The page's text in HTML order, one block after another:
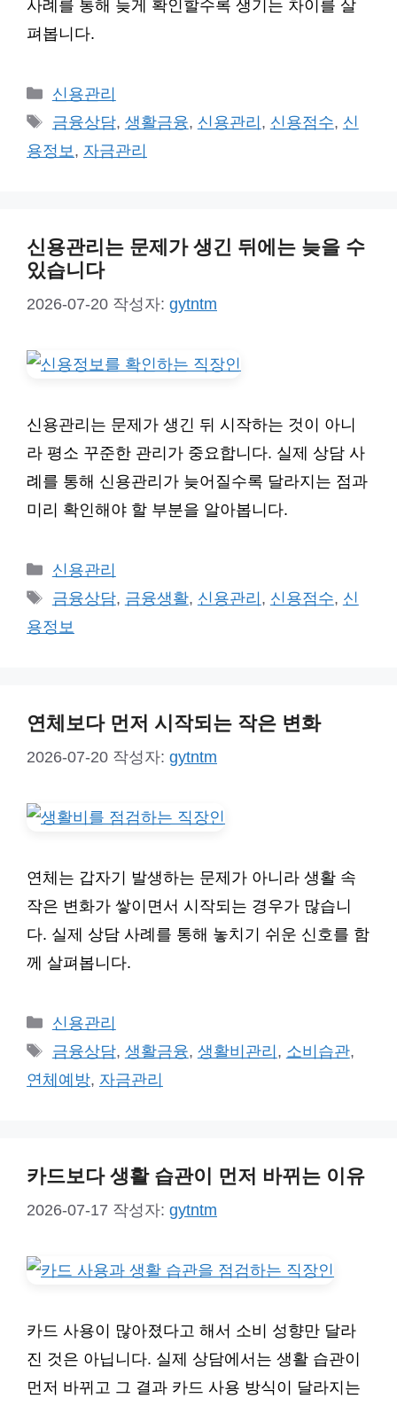
사례를 통해 늦게 확인할수록 생기는 차이를 살
펴봅니다.
카
테
리
신용관리
태
그
금융상담, 생활금융, 신용관리 , 신용점수, 신
용정보, 자금관리
신용관리는 문제가 생긴 뒤에는 늦을 수
있습니다
2026-07-20 작성자: gytntm
신용관리는 문제가 생긴 뒤 시작하는 것이 아니
라 평소 꾸준한 관리가 중요합니다. 실제 상담 사
례를 통해 신용관리가 늦어질수록 달라지는 점과
미리 확인해야 할 부분을 알아봅니다.
카
테
리
신용관리
태
그
금융상담, 금융생활, 신용관리 , 신용점수, 신
용정보
연체보다 먼저 시작되는 작은 변화
2026-07-20 작성자: gytntm
연체는 갑자기 발생하는 문제가 아니라 생활 속
작은 변화가 쌓이면서 시작되는 경우가 많습니
다. 실제 상담 사례를 통해 놓치기 쉬운 신호를 함
께 살펴봅니다.
카
테
리
신용관리
태
그
금융상담, 생활금융, 생활비관리 , 소비습관,
연체예방, 자금관리
카드보다 생활 습관이 먼저 바뀌는 이유
2026-07-17 작성자: gytntm
카드 사용이 많아졌다고 해서 소비 성향만 달라
진 것은 아닙니다. 실제 상담에서는 생활 습관이
먼저 바뀌고 그 결과 카드 사용 방식이 달라지는